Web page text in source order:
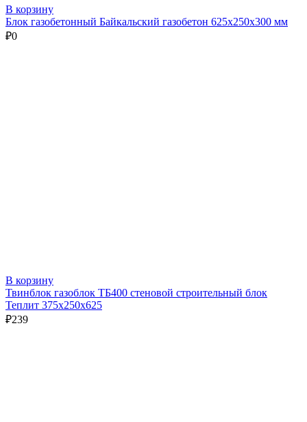
В корзину
Блок газобетонный Байкальский газобетон 625х250х300 мм
₽0
В корзину
Твинблок газоблок ТБ400 стеновой строительный блок
Теплит 375х250х625
₽239